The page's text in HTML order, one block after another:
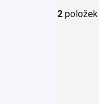
Ovládací
2